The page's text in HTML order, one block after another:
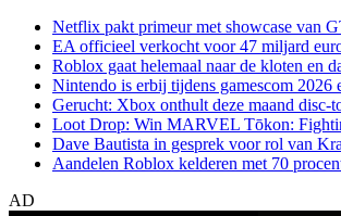
Netflix pakt primeur met showcase van
EA officieel verkocht voor 47 miljard
Roblox gaat helemaal naar de kloten en
Nintendo is erbij tijdens gamescom 2026
Gerucht: Xbox onthult deze maand disc-
Loot Drop: Win MARVEL Tōkon:
Dave Bautista in gesprek voor rol van
Aandelen Roblox kelderen met 70
AD